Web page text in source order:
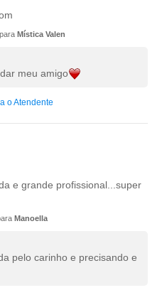
para Mística Valen
meu amigo
o Atendente
e grande profissional...super
Manoella
pelo carinho e precisando e